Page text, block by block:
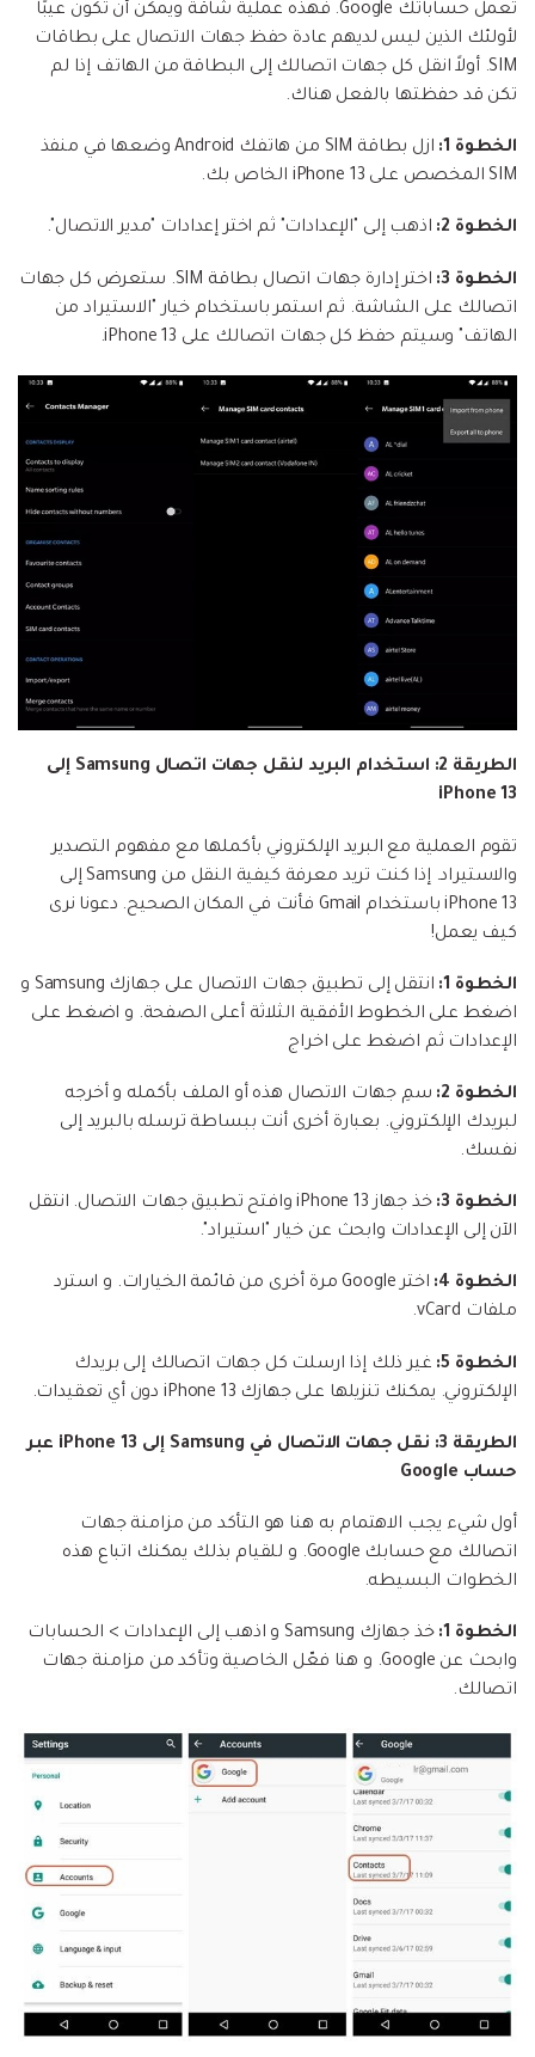
تعمل حساباتك Google. فهذه عملية شاقة ويمكن أن تكون عيبًا
لأولئك الذين ليس لديهم عادة حفظ جهات الاتصال على بطاقات
SIM. أولاً انقل كل جهات اتصالك إلى البطاقة من الهاتف إذا لم
تكن قد حفظتها بالفعل هناك.
الخطوة 1:
ازل بطاقة SIM من هاتفك Android وضعها في منفذ
SIM المخصص على iPhone 13 الخاص بك.
الخطوة 2: اذهب إلى "الإعدادات" ثم اختر إعدادات "مدير الاتصال".
الخطوة 3:
اختر إدارة جهات اتصال بطاقة SIM. ستعرض كل جهات
اتصالك على الشاشة. ثم استمر باستخدام خيار "الاستيراد من
الهاتف" وسيتم حفظ كل جهات اتصالك على iPhone 13.
الطريقة 2: استخدام البريد لنقل جهات اتصال Samsung إلى
iPhone 13
تقوم العملية مع البريد الإلكتروني بأكملها مع مفهوم التصدير
والاستيراد. إذا كنت تريد معرفة كيفية النقل من Samsung إلى
iPhone 13 باستخدام Gmail فأنت في المكان الصحيح. دعونا نرى
كيف يعمل!
الخطوة 1:
انتقل إلى تطبيق جهات الاتصال على جهازك Samsung و
اضغط على الخطوط الأفقية الثلاثة أعلى الصفحة. و اضغط على
الإعدادات ثم اضغط على اخراج
الخطوة 2:
سمِ جهات الاتصال هذه أو الملف بأكمله و أخرجه
لبريدك الإلكتروني. بعبارة أخرى أنت ببساطة ترسله بالبريد إلى
نفسك.
الخطوة 3:
خذ جهاز iPhone 13 وافتح تطبيق جهات الاتصال. انتقل
الآن إلى الإعدادات وابحث عن خيار "استيراد".
الخطوة 4:
اختر Google مرة أخرى من قائمة الخيارات. و استرد
ملفات vCard.
الخطوة 5:
غير ذلك إذا ارسلت كل جهات اتصالك إلى بريدك
الإلكتروني. يمكنك تنزيلها على جهازك iPhone 13 دون أي تعقيدات.
الطريقة 3: نقل جهات الاتصال في Samsung إلى iPhone 13 عبر
حساب Google
أول شيء يجب الاهتمام به هنا هو التأكد من مزامنة جهات
اتصالك مع حسابك Google. و للقيام بذلك يمكنك اتباع هذه
الخطوات البسيطه.
الخطوة 1:
خذ جهازك Samsung و اذهب إلى الإعدادات > الحسابات
وابحث عن Google. و هنا فعّل الخاصية وتأكد من مزامنة جهات
اتصالك.